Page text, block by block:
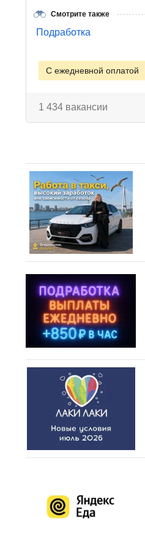
Смотрите также
Подработка
С ежедневной оплатой
1 434 вакансии